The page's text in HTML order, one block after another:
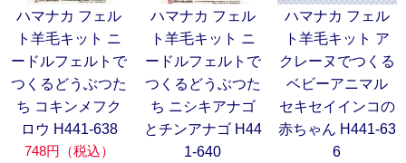
ハマナカ フェル
ト羊毛キット ニ
ードルフェルトで
つくるどうぶつた
ち コキンメフク
ロウ H441-638
748円（税込）
ハマナカ フェル
ト羊毛キット ニ
ードルフェルトで
つくるどうぶつた
ち ニシキアナゴ
とチンアナゴ H44
1-640
ハマナカ フェル
ト羊毛キット ア
クレーヌでつくる
ベビーアニマル
セキセイインコの
赤ちゃん H441-63
6